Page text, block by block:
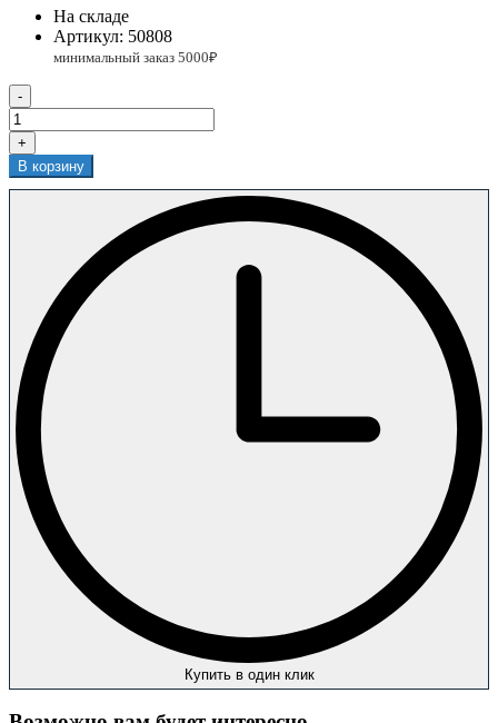
На складе
Артикул: 50808
-
+
В корзину
Купить в один клик